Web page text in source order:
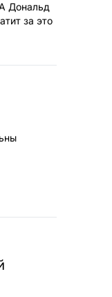
Дональд
за это